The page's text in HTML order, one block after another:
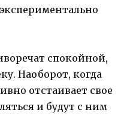
спокойной,
Наоборот, когда
отстаивает свое
и будут с ним